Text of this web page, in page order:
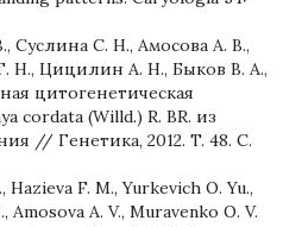
Суслина С. Н., Амосова А. В.,
Н., Цицилин А. Н., Быков В. А.,
цитогенетическая
cordata (Willd.) R. BR. из
// Генетика, 2012. T. 48. C.
Hazieva F. M., Yurkevich O. Yu.,
A. V., Muravenko O. V.